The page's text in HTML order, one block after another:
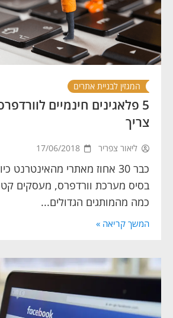
המגזין לבניית אתרים
5 פלאגינים חינמיים
צריך
ליאור צפריר 17/06/2018
כבר 30 אחוז מאתרי מהאינטרנט
בסיס מערכת וורדפרס, מעסקים
כמה מהמותגים הגדולים...
המשך קריאה »